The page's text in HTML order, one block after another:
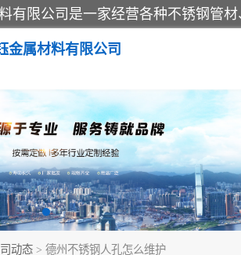
金属材料有限公司
动态 > 德州不锈钢人孔怎么维护